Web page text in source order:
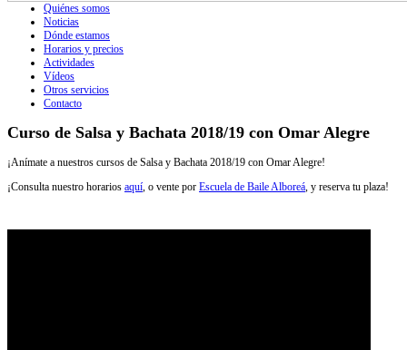
Quiénes somos
Noticias
Dónde estamos
Horarios y precios
Actividades
Vídeos
Otros servicios
Contacto
Curso de Salsa y Bachata 2018/19 con Omar Alegre
¡Anímate a nuestros cursos de Salsa y Bachata 2018/19 con Omar Alegre!
¡Consulta nuestro horarios aquí, o vente por Escuela de Baile Alboreá, y reserva tu plaza!